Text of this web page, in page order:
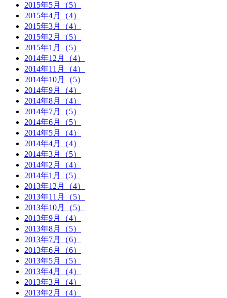
2015年5月（5）
2015年4月（4）
2015年3月（4）
2015年2月（5）
2015年1月（5）
2014年12月（4）
2014年11月（4）
2014年10月（5）
2014年9月（4）
2014年8月（4）
2014年7月（5）
2014年6月（5）
2014年5月（4）
2014年4月（4）
2014年3月（5）
2014年2月（4）
2014年1月（5）
2013年12月（4）
2013年11月（5）
2013年10月（5）
2013年9月（4）
2013年8月（5）
2013年7月（6）
2013年6月（6）
2013年5月（5）
2013年4月（4）
2013年3月（4）
2013年2月（4）